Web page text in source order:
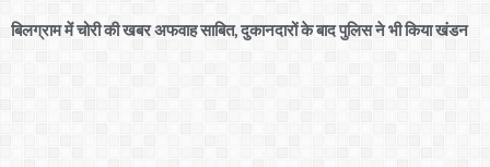
बिलग्राम में चोरी की खबर अफवाह साबित, दुकानदारों के बाद पुलिस ने भी किया खंडन